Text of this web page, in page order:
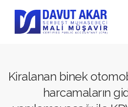
Kiralanan binek
harcamaların